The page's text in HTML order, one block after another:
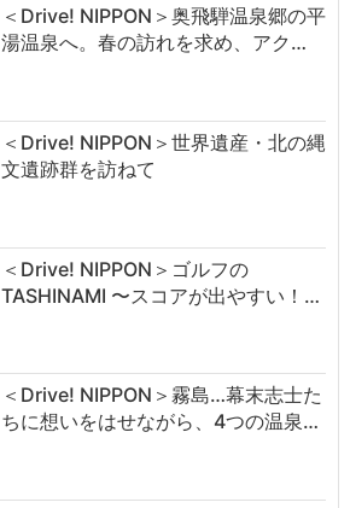
＜Drive! NIPPON＞奥飛騨温泉郷の平
湯温泉へ。春の訪れを求め、アク…
＜Drive! NIPPON＞世界遺産・北の縄
文遺跡群を訪ねて
＜Drive! NIPPON＞ゴルフの
TASHINAMI 〜スコアが出やすい！…
＜Drive! NIPPON＞霧島…幕末志士た
ちに想いをはせながら、4つの温泉…